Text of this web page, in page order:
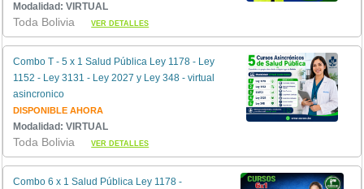
Modalidad: VIRTUAL
Toda BoliviaVER DETALLES
Combo T - 5 x 1 Salud Pública Ley 1178 - Ley
1152 - Ley 3131 - Ley 2027 y Ley 348 - virtual
asincronico
DISPONIBLE AHORA
Modalidad: VIRTUAL
Toda BoliviaVER DETALLES
Combo 6 x 1 Salud Pública Ley 1178 -